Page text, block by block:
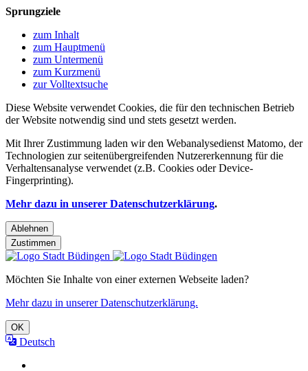
Sprungziele
zum Inhalt
zum Hauptmenü
zum Untermenü
zum Kurzmenü
zur Volltextsuche
Diese Website verwendet Cookies, die für den technischen Betrieb
der Website notwendig sind und stets gesetzt werden.
Mit Ihrer Zustimmung laden wir den Webanalysedienst Matomo, der
Technologien zur seitenübergreifenden Nutzererkennung für die
Verhaltensanalyse verwendet (z.B. Cookies oder Device-
Fingerprinting).
Mehr dazu in unserer Datenschutzerklärung.
Ablehnen
Zustimmen
Möchten Sie Inhalte von einer externen Webseite laden?
Mehr dazu in unserer Datenschutzerklärung.
OK
Deutsch